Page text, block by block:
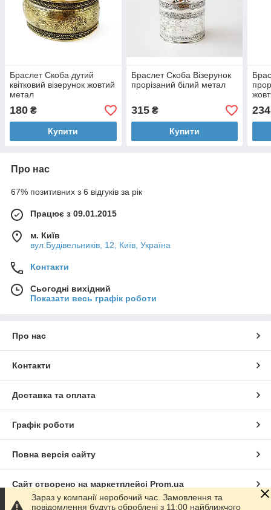
Браслет Скоба дутий
квітковий візерунок жовтий
метал
180 ₴
Купити
Браслет Скоба Візерунок
прорізаний білий метал
315₴
Купити
234
Про нас
67% позитивних з 6 відгуків за рік
Працює з 09.01.2015
м. Київ
вул.Будівельників, 12, Київ, Україна
Контакти
Сьогодні вихідний
Показати весь графік роботи
Про нас
Контакти
Доставка та оплата
Графік роботи
Повна версія сайту
Сайт створено на маркетплейсі Prom.ua
Зараз у компанії неробочий час. Замовлення та
повідомлення будуть оброблені з 11:00 найближчого